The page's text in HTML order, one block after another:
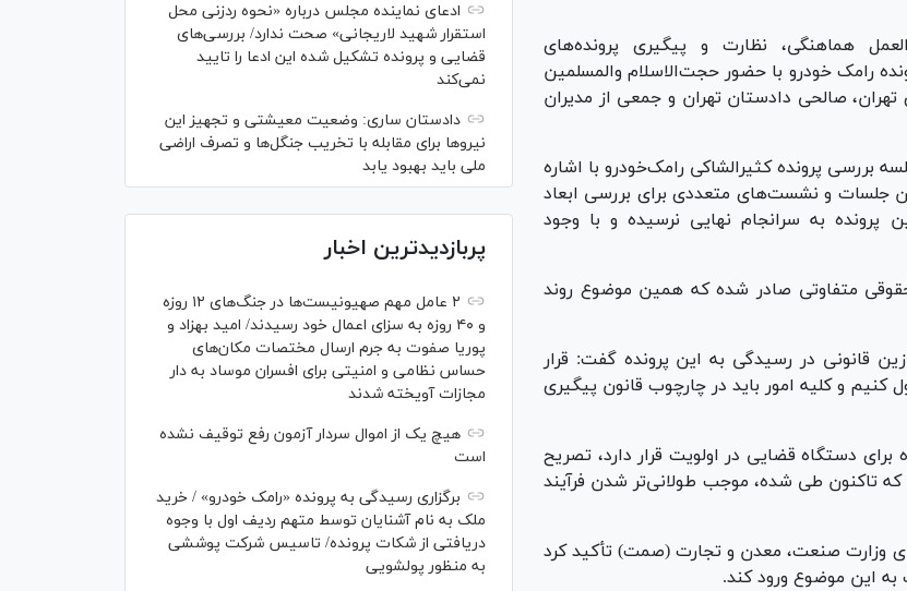
موضوع ماده ۲ دستورالعمل هماهنگی، نظارت و پیگیری پرونده‌های
رامک خودرو با حضور حجت‌الاسلام والمسلمین
صالحی دادستان تهران و جمعی از مدیران
بررسی پرونده کثیرالشاکی رامک‌خودرو با اشاره
جلسات و نشست‌های متعددی برای بررسی ابعاد
پرونده به سرانجام نهایی نرسیده و با وجود
متفاوتی صادر شده که همین موضوع روند
قانونی در رسیدگی به این پرونده گفت: قرار
کنیم و کلیه امور باید در چارچوب قانون پیگیری
دستگاه قضایی در اولویت قرار دارد، تصریح
که تاکنون طی شده، موجب طولانی‌تر شدن فرآیند
وزارت صنعت، معدن و تجارت (صمت) تأکید کرد
این موضوع ورود کند.
ادعای نماینده مجلس درباره «نحوه ردزنی محل
استقرار شهید لاریجانی» صحت ندارد/ بررسی‌های
قضایی و پرونده تشکیل شده این ادعا را تایید
نمی‌کند
دادستان ساری: وضعیت معیشتی و تجهیز این
نیرو‌ها برای مقابله با تخریب جنگل‌ها و تصرف اراضی
ملی باید بهبود یابد
پربازدیدترین اخبار
۲ عامل مهم صهیونیست‌ها در جنگ‌های ۱۲ روزه
و ۴۰ روزه به سزای اعمال خود رسیدند/ امید بهزاد و
پوریا صفوت به جرم ارسال مختصات مکان‌های
حساس نظامی و امنیتی برای افسران موساد به دار
مجازات آویخته شدند
هیچ یک از اموال سردار آزمون رفع توقیف نشده
است
برگزاری رسیدگی به پرونده «رامک خودرو» / خرید
ملک به نام آشنایان توسط متهم ردیف اول با وجوه
دریافتی از شکات پرونده/ تاسیس شرکت پوششی
به منظور پولشویی